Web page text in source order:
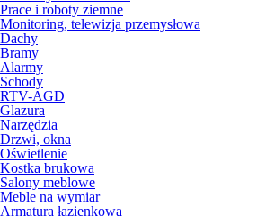
Prace i roboty ziemne
Monitoring, telewizja przemysłowa
Dachy
Bramy
Alarmy
Schody
RTV-AGD
Glazura
Narzędzia
Drzwi, okna
Oświetlenie
Kostka brukowa
Salony meblowe
Meble na wymiar
Armatura łazienkowa